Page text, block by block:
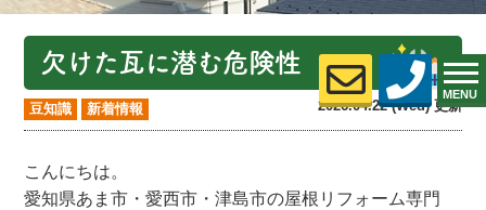
MENU
欠けた瓦に潜む危険性
豆知識 新着情報 2026.04.22 (Wed) 更新
こんにちは。
愛知県あま市・愛西市・津島市の屋根リフォーム専門